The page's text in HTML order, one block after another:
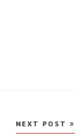
NEXT POST